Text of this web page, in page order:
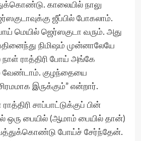
காலையில் நாலு
ஜீப்பில் போகலாம்.
மெயில் ஜெர்ஸகுடா வரும். அது
நிமிஷம் முன்னாலேயே
ராத்திரி போய் அங்கே
வேண்டாம். குழந்தையை
இருக்கும்” என்றார்.
சாப்பாட்டுக்குப் பின்
ஒரு பையில் (ஆமாம் பையில் தான்)
போய்ச் சேர்ந்தேன்.